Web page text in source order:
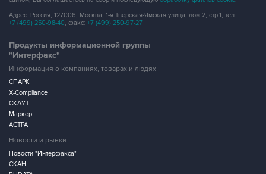
Адрес: Россия, 127006, Москва, 1-я Тверская-Ямская улица, дом 2, стр.1, тел.:
+7 (499) 250-98-40, факс: +7 (499) 250-97-27
Продукты информационной группы
"Интерфакс"
Информация о компаниях, товарах и людях
СПАРК
X-Compliance
СКАУТ
Маркер
АСТРА
Новости и рынки
Новости "Интерфакса"
СКАН